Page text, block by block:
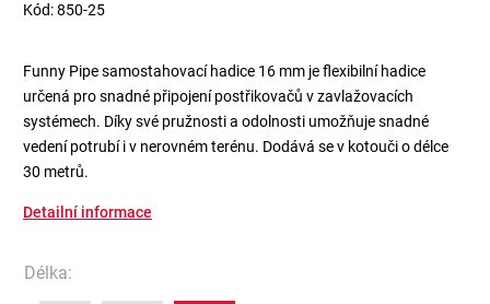
Kód:850-25
Funny Pipe samostahovací hadice 16 mm je flexibilní hadice
určená pro snadné připojení postřikovačů v zavlažovacích
systémech. Díky své pružnosti a odolnosti umožňuje snadné
vedení potrubí i v nerovném terénu. Dodává se v kotouči o délce
30 metrů.
Detailní informace
Délka: